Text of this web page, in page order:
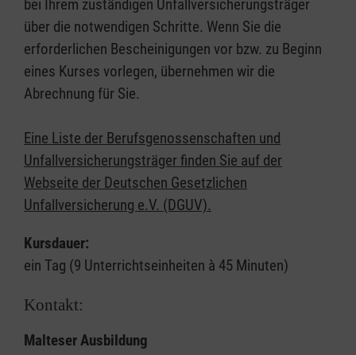
bei Ihrem zuständigen Unfallversicherungsträger
über die notwendigen Schritte. Wenn Sie die
erforderlichen Bescheinigungen vor bzw. zu Beginn
eines Kurses vorlegen, übernehmen wir die
Abrechnung für Sie.
Eine Liste der Berufsgenossenschaften und
Unfallversicherungsträger finden Sie auf der
Webseite der Deutschen Gesetzlichen
Unfallversicherung e.V. (DGUV).
Kursdauer:
ein Tag (9 Unterrichtseinheiten à 45 Minuten)
Kontakt:
Malteser Ausbildung